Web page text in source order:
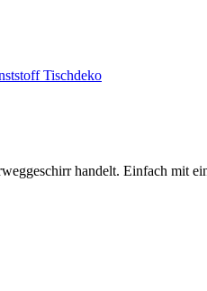
Tischdeko
handelt. Einfach mit